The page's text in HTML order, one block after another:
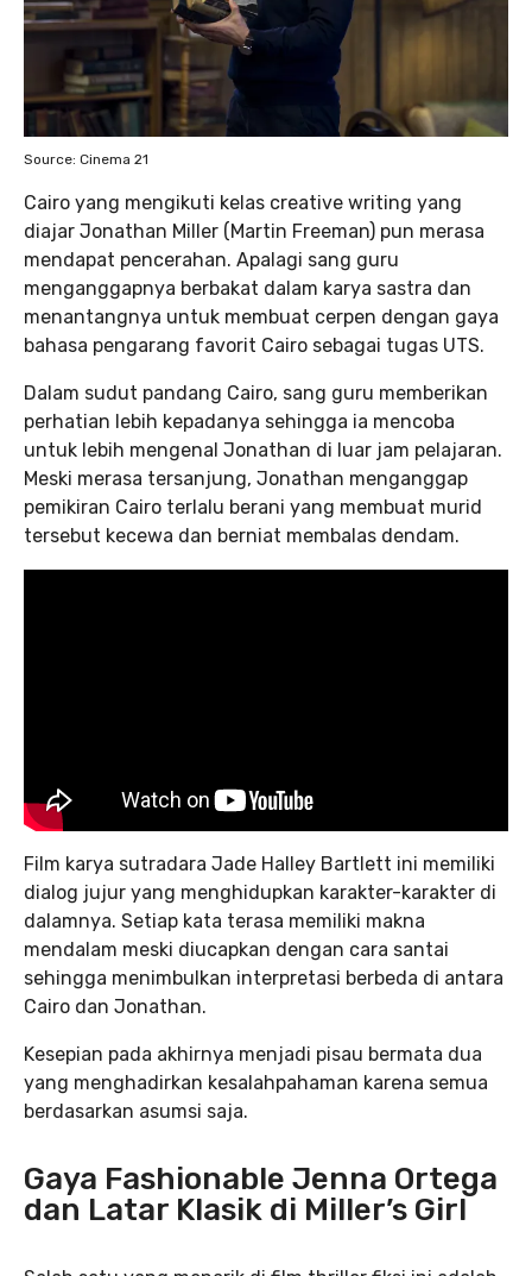
Source: Cinema 21
Cairo yang mengikuti kelas creative writing yang
diajar Jonathan Miller (Martin Freeman) pun merasa
mendapat pencerahan. Apalagi sang guru
menganggapnya berbakat dalam karya sastra dan
menantangnya untuk membuat cerpen dengan gaya
bahasa pengarang favorit Cairo sebagai tugas UTS.
Dalam sudut pandang Cairo, sang guru memberikan
perhatian lebih kepadanya sehingga ia mencoba
untuk lebih mengenal Jonathan di luar jam pelajaran.
Meski merasa tersanjung, Jonathan menganggap
pemikiran Cairo terlalu berani yang membuat murid
tersebut kecewa dan berniat membalas dendam.
Film karya sutradara Jade Halley Bartlett ini memiliki
dialog jujur yang menghidupkan karakter-karakter di
dalamnya. Setiap kata terasa memiliki makna
mendalam meski diucapkan dengan cara santai
sehingga menimbulkan interpretasi berbeda di antara
Cairo dan Jonathan.
Kesepian pada akhirnya menjadi pisau bermata dua
yang menghadirkan kesalahpahaman karena semua
berdasarkan asumsi saja.
Gaya Fashionable Jenna Ortega
dan Latar Klasik di Miller’s Girl